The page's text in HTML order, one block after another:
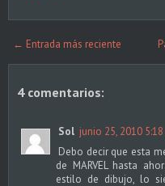
← Entrada más reciente
4 comentarios:
Sol junio 25, 2010
Debo decir que esta
de MARVEL hasta
estilo de dibujo, lo